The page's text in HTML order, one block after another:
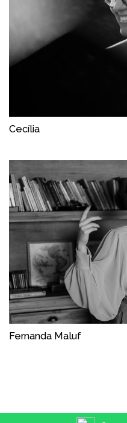
Cecília
Fernanda Maluf